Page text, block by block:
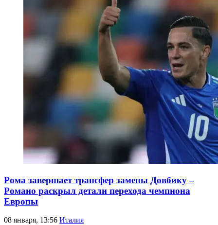
Рома завершает трансфер замены Довбику –
Романо раскрыл детали перехода чемпиона
Европы
08 января, 13:56 Италия